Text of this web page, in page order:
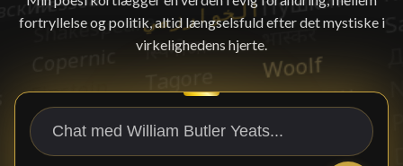
fortryllelse og politik, altid længselsfuld efter det mystiske i
virkelighedens hjerte.